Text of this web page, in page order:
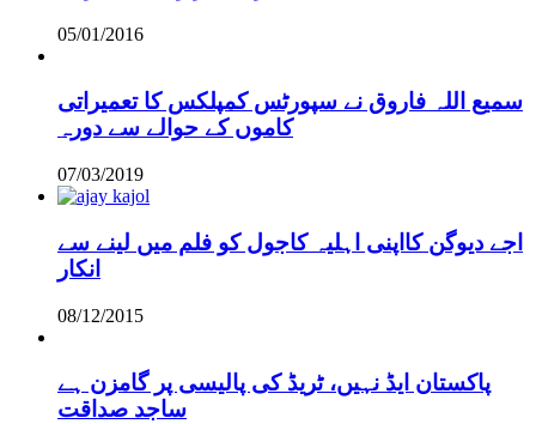
05/01/2016
سمیع اللہ فاروق نے سپورٹس کمپلکس کا تعمیراتی
کاموں کے حوالے سے دورہ
07/03/2019
اجے دیوگن کااپنی اہلیہ کاجول کو فلم میں لینے سے
انکار
08/12/2015
پاکستان ایڈ نہیں، ٹریڈ کی پالیسی پر گامزن ہے
ساجد صداقت